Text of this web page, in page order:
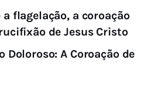
a flagelação, a coroação
de Jesus Cristo
Doloroso: A Coroação de